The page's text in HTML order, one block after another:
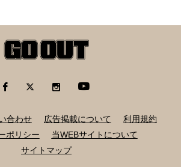
合わせ 広告掲載について
利用規約
ポリシー
当WEBサイトについて
サイトマップ